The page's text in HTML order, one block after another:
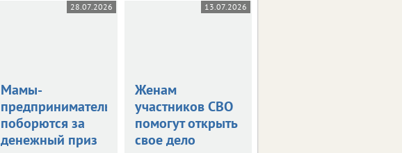
28.07.2026
Мамы-
предпринимательницы
поборются за
денежный приз
13.07.2026
Женам
участников СВО
помогут открыть
свое дело